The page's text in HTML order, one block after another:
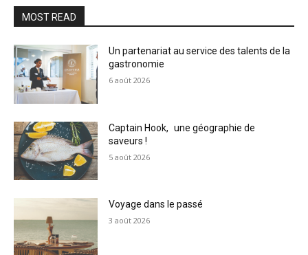
MOST READ
Un partenariat au service des talents de la
gastronomie
6 août 2026
Captain Hook, une géographie de
saveurs !
5 août 2026
Voyage dans le passé
3 août 2026